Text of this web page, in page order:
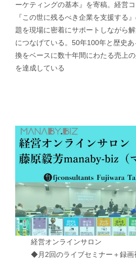
ーケティングの基本』を寄稿。経営
『この世に残るべき企業を支援する
題を現場に密着にサポートしながら
につなげている。50年100年と歴史
換をベースに数十年間にわたる売上
を達成している
経営オンラインサロン
◆月2回のライブセミナー＋録画